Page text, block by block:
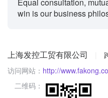
win is our business
上海发控工贸有限公司
访问网站： http://
二维码：